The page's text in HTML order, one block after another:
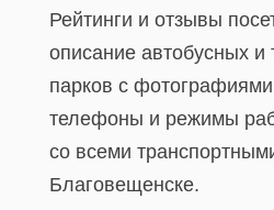
Рейтинги и отзывы
описание автобусных и
парков с
телефоны и режимы
со всеми
Благовещенске.